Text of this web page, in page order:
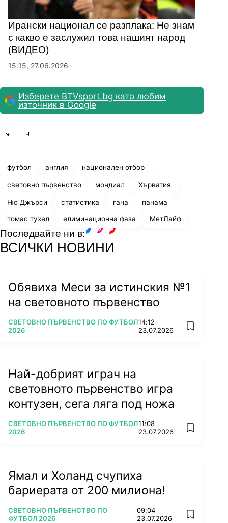
Ирански национал се разплака: Не знам
с какво е заслужил това нашият народ
(ВИДЕО)
15:15, 27.06.2026
Изберете BTVsport.bg като любим
източник в Google
футбол англия национален отбор
световно първенство мондиал Хърватия
Ню Джърси статистика гана панама
томас тухел елиминационна фаза МетЛайф
Последвайте ни в:
ВСИЧКИ НОВИНИ
Обявиха Меси за истинския №1
на световното първенство
ПОВЕЧЕ ОТ
СВЕТОВНО ПЪРВЕНСТВО ПО ФУТБОЛ
2026
14:12
23.07.2026
add
Най-добрият играч на
световното първенство игра
контузен, сега ляга под ножа
ПОВЕЧЕ ОТ
СВЕТОВНО ПЪРВЕНСТВО ПО ФУТБОЛ
2026
11:08
23.07.2026
add
Ямал и Холанд счупиха
бариерата от 200 милиона!
ПОВЕЧЕ ОТ
СВЕТОВНО ПЪРВЕНСТВО ПО
ФУТБОЛ 2026
09:04
23.07.2026
add